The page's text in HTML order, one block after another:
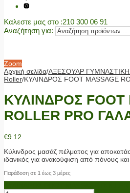
Καλεστε μας στο :210 300 06 91
Αναζήτηση για:
Zoom
Αρχική σελίδα/ΑΞΕΣΟΥΑΡ
Roller/ΚΥΛΙΝΔΡΟΣ FOOT MASSAGE
ΚΥΛΙΝΔΡΟΣ FOOT
ROLLER PRO
€9.12
Κύλινδρος μασάζ πέλματος για
ιδανικός για ανακούφιση από πόνους
Παράδοση σε 1 έως 3 μέρες